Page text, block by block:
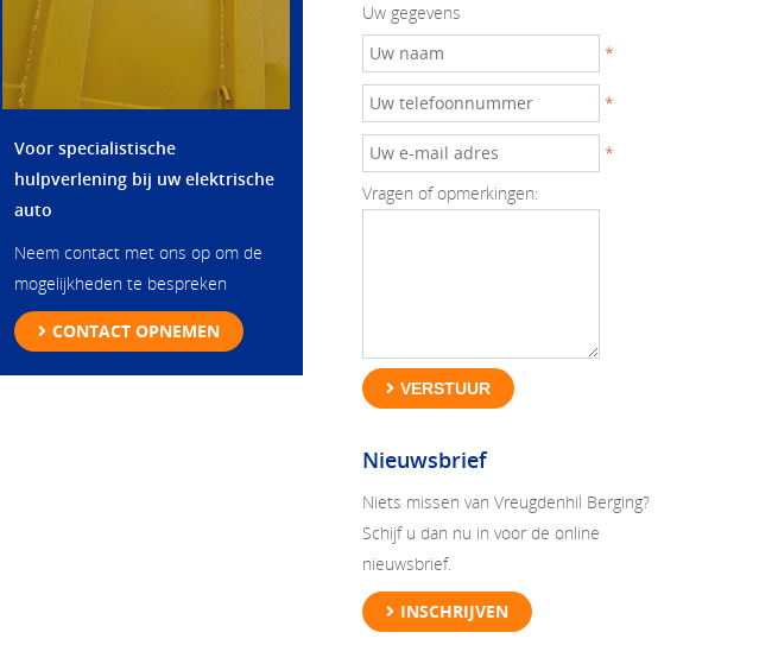
Voor specialistische
hulpverlening bij uw elektrische
auto
Neem contact met ons op om de
mogelijkheden te bespreken
CONTACT OPNEMEN
Uw gegevens
*
*
*
Vragen of opmerkingen:
VERSTUUR
Nieuwsbrief
Niets missen van Vreugdenhil Berging?
Schijf u dan nu in voor de online
nieuwsbrief.
INSCHRIJVEN